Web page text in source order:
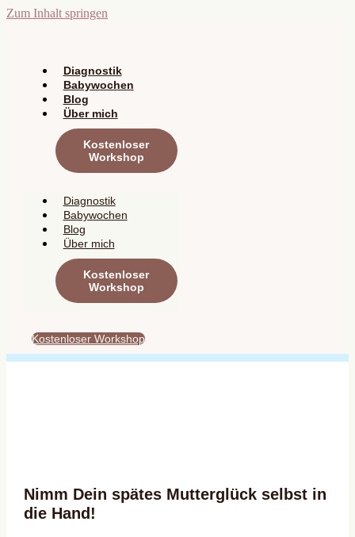
Zum Inhalt springen
Diagnostik
Babywochen
Blog
Über mich
Kostenloser
Workshop
Diagnostik
Babywochen
Blog
Über mich
Kostenloser
Workshop
Kostenloser Workshop
Nimm Dein spätes Mutterglück selbst in
die Hand!